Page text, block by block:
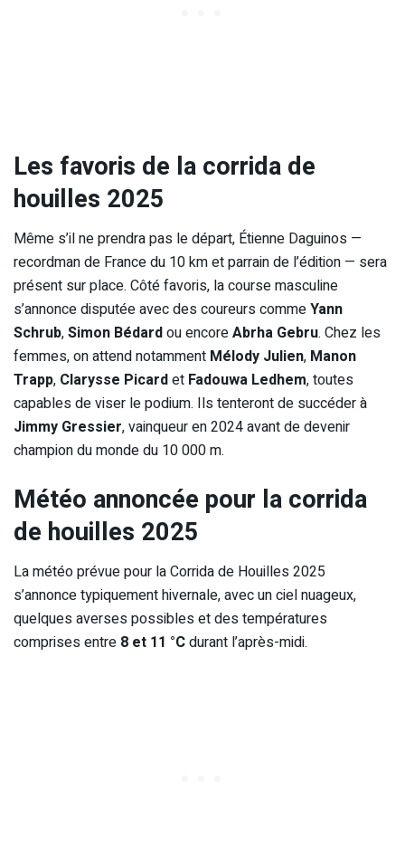
Les favoris de la corrida de
houilles 2025
Même s’il ne prendra pas le départ, Étienne Daguinos —
recordman de France du 10 km et parrain de l’édition — sera
présent sur place. Côté favoris, la course masculine
s’annonce disputée avec des coureurs commeYann
Schrub,Simon Bédardou encoreAbrha Gebru. Chez les
femmes, on attend notamment Mélody Julien, Manon
Trapp, Clarysse Picardet Fadouwa Ledhem, toutes
capables de viser le podium. Ils tenteront de succéder à
Jimmy Gressier, vainqueur en 2024 avant de devenir
champion du monde du 10 000 m.
Météo annoncée pour la corrida
de houilles 2025
La météo prévue pour la Corrida de Houilles 2025
s’annonce typiquement hivernale, avec un ciel nuageux,
quelques averses possibles et des températures
comprises entre 8 et 11 °Cdurant l’après-midi.